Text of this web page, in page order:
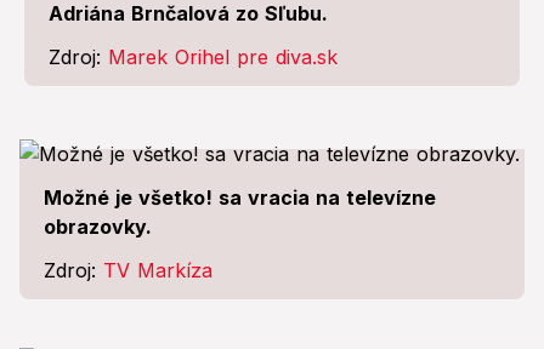
Adriána Brnčalová zo Sľubu.
Zdroj: Marek Orihel pre diva.sk
Možné je všetko! sa vracia na televízne
obrazovky.
Zdroj: TV Markíza